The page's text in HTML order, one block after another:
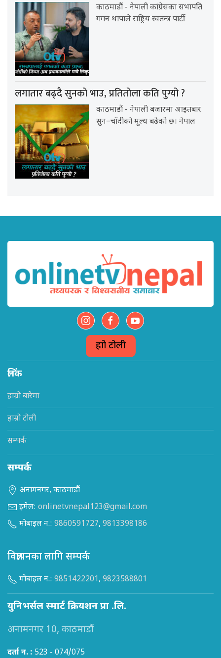
काठमाडौं - नेपाली कांग्रेसका सभापति
गगन थापाले राष्ट्रिय स्वतन्त्र पार्टी
लगातार बढ्दै सुनको भाउ, प्रतितोला कति पुग्यो ?
काठमाडौं - नेपाली बजारमा आइतबार
सुन–चाँदीको मूल्य बढेको छ। नेपाल
हाम्रो टोली
लिंक
हाम्रो बारेमा
हाम्रो टोली
सम्पर्क
सम्पर्क
अनामनगर, काठमाडौं
इमेल: onlinetvnepal123@gmail.com
मोबाइल न.: 9860591727, 9813398186
विज्ञापनका लागि सम्पर्क
मोबाइल न.: 9851422201, 9823588801
युनिभर्सल स्मार्ट क्रियशन प्रा .लि.
अनामनगर 10, काठमाडौं
दर्ता न. : 523 - 074/075